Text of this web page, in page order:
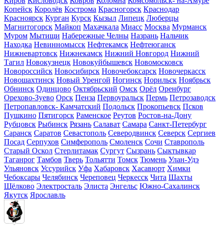
Копейск Королёв Кострома Красногорск Краснодар
Красноярск Курган Курск Кызыл Липецк Люберцы
Магнитогорск Майкоп Махачкала Миасс Москва Мурманск
Муром Мытищи Набережные Челны Назрань Нальчик
Находка Невинномысск Нефтекамск Нефтеюганск
Нижневартовск Нижнекамск Нижний Новгород Нижний
Тагил Новокузнецк Новокуйбышевск Новомосковск
Новороссийск Новосибирск Новочебоксарск Новочеркасск
Новошахтинск Новый Уренгой Ногинск Норильск Ноябрьск
Обнинск Одинцово Октябрьский Омск Орёл Оренбург
Орехово-Зуево Орск Пенза Первоуральск Пермь Петрозаводск
Петропавловск- Камчатский Подольск Прокопьевск Псков
Пушкино Пятигорск Раменское Реутов Ростов-на-Дону
Рубцовск Рыбинск Рязань Салават Самара Санкт-Петербург
Саранск Саратов Севастополь Северодвинск Северск Сергиев
Посад Серпухов Симферополь Смоленск Сочи Ставрополь
Старый Оскол Стерлитамак Сургут Сызрань Сыктывкар
Таганрог Тамбов Тверь Тольятти Томск Тюмень Улан-Удэ
Ульяновск Уссурийск Уфа Хабаровск Хасавюрт Химки
Чебоксары Челябинск Череповец Черкесск Чита Шахты
Щёлково Электросталь Элиста Энгельс Южно-Сахалинск
Якутск Ярославль